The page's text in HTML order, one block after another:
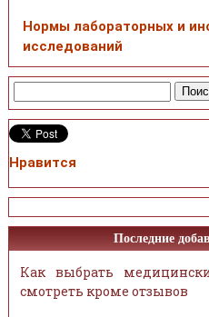
Нормы лабораторных и
исследований
Нравится
Последние
Как выбрать
смотреть кроме отзывов